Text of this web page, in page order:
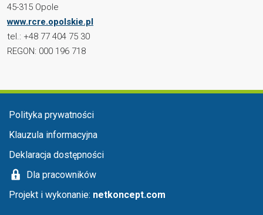
45-315 Opole
www.rcre.opolskie.pl
tel.: +48 77 404 75 30
REGON: 000 196 718
Menu stopka
Polityka prywatności
Klauzula informacyjna
Deklaracja dostępności
Dla pracowników
Projekt i wykonanie: netkoncept.com